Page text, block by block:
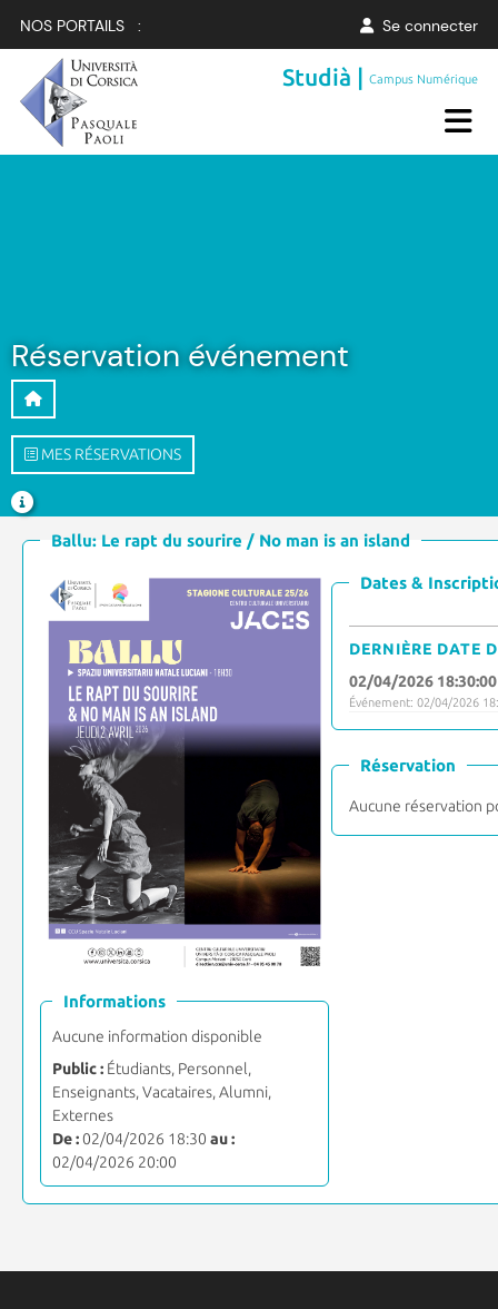
NOS PORTAILS : Se connecter
Studià |Campus Numérique
Réservation événement
MES RÉSERVATIONS
Ballu: Le rapt du sourire / No man is an island
Informations
Aucune information disponible
Public :Étudiants, Personnel,
Enseignants, Vacataires, Alumni,
Externes
De :02/04/2026 18:30 au :
02/04/2026 20:00
Dates &
DERNIÈRE DATE
02/04/2026 18:30:00
Événement: 02/04/2026
Réservation
Aucune réservation